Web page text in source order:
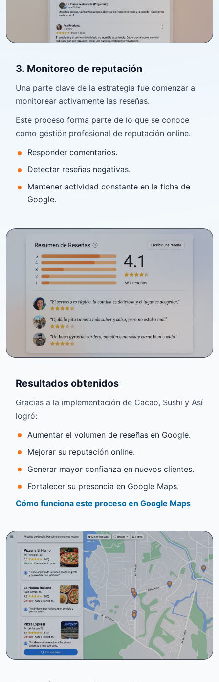
3. Monitoreo de reputación
Una parte clave de la estrategia fue comenzar a
monitorear activamente las reseñas.
Este proceso forma parte de lo que se conoce
como gestión profesional de reputación online.
Responder comentarios.
Detectar reseñas negativas.
Mantener actividad constante en la ficha de
Google.
Resultados obtenidos
Gracias a la implementación de Cacao, Sushi y Así
logró:
Aumentar el volumen de reseñas en Google.
Mejorar su reputación online.
Generar mayor confianza en nuevos clientes.
Fortalecer su presencia en Google Maps.
Cómo funciona este proceso en Google Maps